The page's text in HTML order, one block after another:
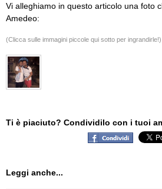
Vi alleghiamo in questo articolo una foto
Amedeo:
(Clicca sulle immagini piccole qui sotto per ingrandirle!)
Ti è piaciuto? Condividilo con i tuoi
Leggi anche...